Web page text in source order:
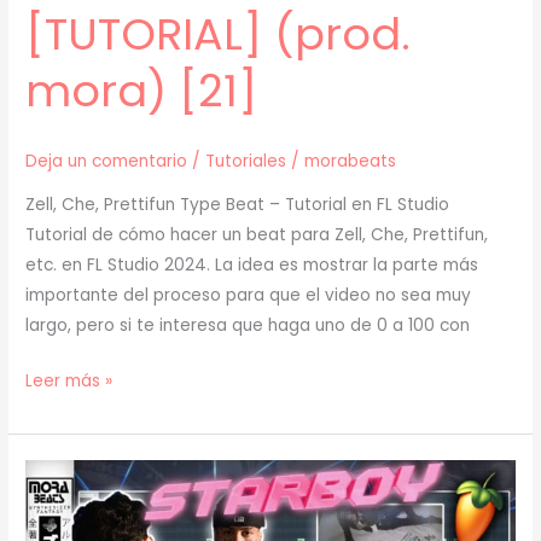
[TUTORIAL] (prod.
mora) [21]
Deja un comentario / Tutoriales /morabeats
Zell, Che, Prettifun Type Beat – Tutorial en FL Studio
Tutorial de cómo hacer un beat para Zell, Che, Prettifun,
etc. en FL Studio 2024. La idea es mostrar la parte más
importante del proceso para que el video no sea muy
largo, pero si te interesa que haga uno de 0 a 100 con
[
]
Cómo
Hacer
un
Leer más »